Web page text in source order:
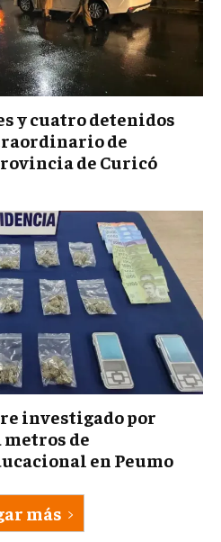
y cuatro detenidos
de
de Curicó
investigado por
metros de
en Peumo
más